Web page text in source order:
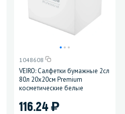
1048608
VEIRO: Салфетки бумажные 2сл
80л 20х20см Premium
косметические белые
116.24)